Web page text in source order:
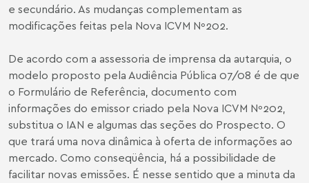
e secundário. As mudanças complementam as
modificações feitas pela Nova ICVM Nº202.
De acordo com a assessoria de imprensa da autarquia, o
modelo proposto pela Audiência Pública 07/08 é de que
o Formulário de Referência, documento com
informações do emissor criado pela Nova ICVM Nº202,
substitua o IAN e algumas das seções do Prospecto. O
que trará uma nova dinâmica à oferta de informações ao
mercado. Como conseqüência, há a possibilidade de
facilitar novas emissões. É nesse sentido que a minuta da